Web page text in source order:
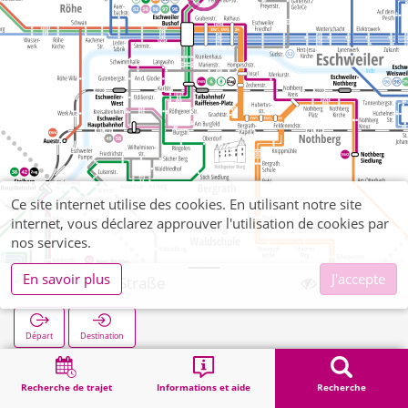
Recherche de trajet Informations et aide Recherche
Peter-Paul-Straße
Départ Destination
Démarrage Recherche
Ce site internet utilise des cookies. En utilisant notre site
internet, vous déclarez approuver l'utilisation de cookies par
nos services.
En savoir plus
J'accepte